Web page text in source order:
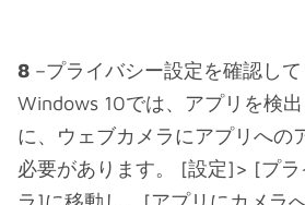
8–プライバシー設定を確認して
Windows 10では、アプリを検
に、ウェブカメラにアプリへの
必要があります。 [設定]> [プ